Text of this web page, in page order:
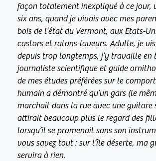
façon totalement inexpliqué à ce jour,
six ans, quand je vivais avec mes
bois de l’état du Vermont, aux Etats-
castors et ratons-laveurs. Adulte, je
depuis trop longtemps, j’y travaille en
journaliste scientifique et guide
de mes études préférées sur le
humain a démontré qu’un gars (le
marchait dans la rue avec une guitare
attirait beaucoup plus le regard des
lorsqu’il se promenait sans son
vous savez tout : sur l’île déserte, ma
servira à rien.